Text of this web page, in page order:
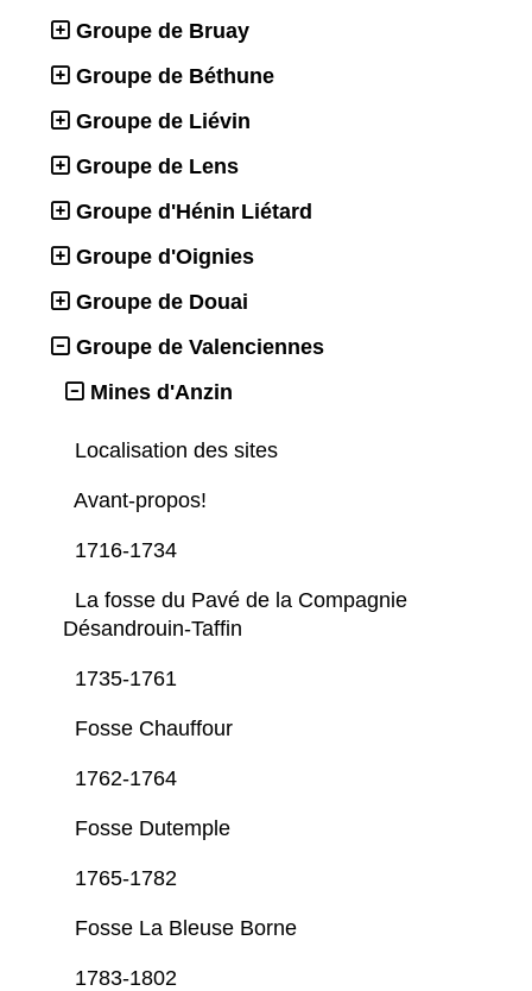
Groupe de Bruay
Groupe de Béthune
Groupe de Liévin
Groupe de Lens
Groupe d'Hénin Liétard
Groupe d'Oignies
Groupe de Douai
Groupe de Valenciennes
Mines d'Anzin
Localisation des sites
Avant-propos!
1716-1734
La fosse du Pavé de la Compagnie
Désandrouin-Taffin
1735-1761
Fosse Chauffour
1762-1764
Fosse Dutemple
1765-1782
Fosse La Bleuse Borne
1783-1802